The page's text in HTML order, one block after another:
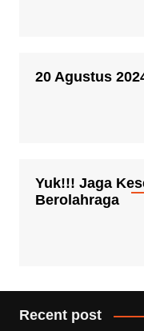
20 Agustus
Yuk!!! Jaga
Berolahraga
Recent post